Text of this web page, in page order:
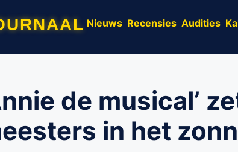
Nieuws Recensies Audities
de musical’
in het